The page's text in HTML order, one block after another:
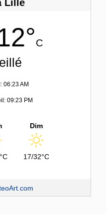
Lille
C
06:23 AM
09:23 PM
Dim
17/32°C